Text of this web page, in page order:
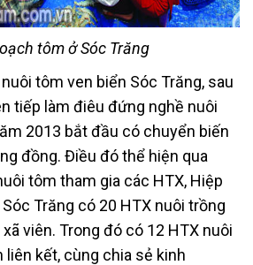
tôm ở Sóc Trăng
tôm ven biển Sóc Trăng, sau
tiếp làm điêu đứng nghề nuôi
2013 bắt đầu có chuyển biến
đồng. Điều đó thể hiện qua
tôm tham gia các HTX, Hiệp
Trăng có 20 HTX nuôi trồng
viên. Trong đó có 12 HTX nuôi
liên kết, cùng chia sẻ kinh